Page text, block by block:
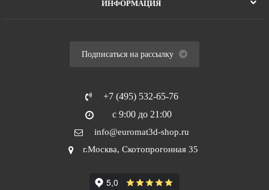
ИНФОРМАЦИЯ
Подписаться на рассылку
+7 (495) 532-65-76
с 9:00 до 21:00
info@euromat3d-shop.ru
г.Москва, Скотопрогонная 35